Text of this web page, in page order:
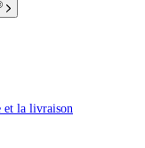
et la livraison